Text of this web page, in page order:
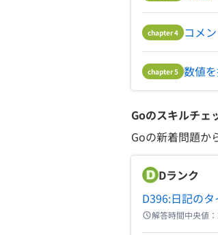
chapter4 コメ
chapter5 数値
Goのスキルチェ
Goの新着問題か
Dランク
D396:日記のタ
解答時間中央値：